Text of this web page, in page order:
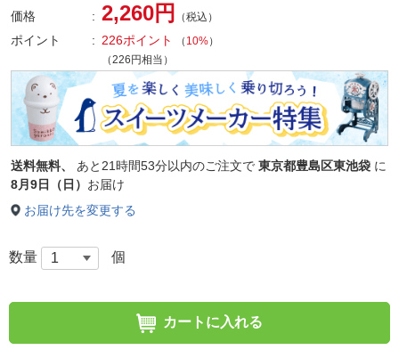
価格 2,260円 （税込）
ポイント 226ポイント （ 10%）
（226円相当）
送料無料、 あと 21時間53分以内のご注文で 東京都豊島区東池袋 に
8月9日（日） お届け
お届け先を変更する
数量 個
カートに入れる